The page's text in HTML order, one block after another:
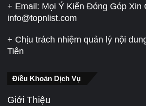
+ Email: Mọi Ý Kiến Đóng Góp Xin
info@topnlist.com
+ Chịu trách nhiệm quản lý nội
Tiên
Điều Khoản Dịch Vụ
Giới Thiệu